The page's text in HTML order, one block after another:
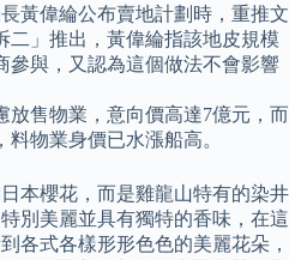
黃偉綸公布賣地計劃時，重推文
二」推出，黃偉綸指該地皮規模
參與，又認為這個做法不會影響
放售物業，意向價高達7億元，而
物業身價已水漲船高。
本櫻花，而是雞龍山特有的染井
別美麗並具有獨特的香味，在這
各式各樣形形色色的美麗花朵，